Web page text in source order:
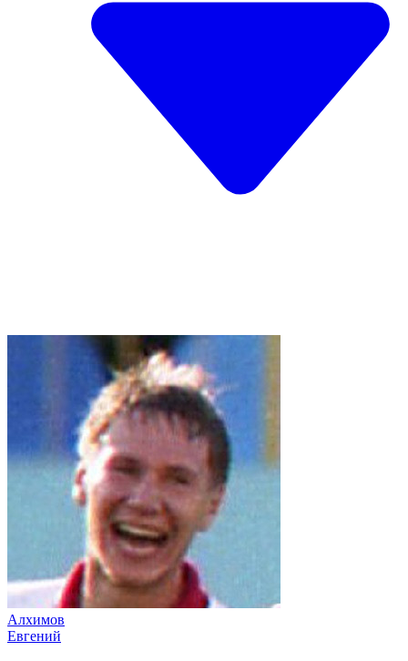
Алхимов
Евгений